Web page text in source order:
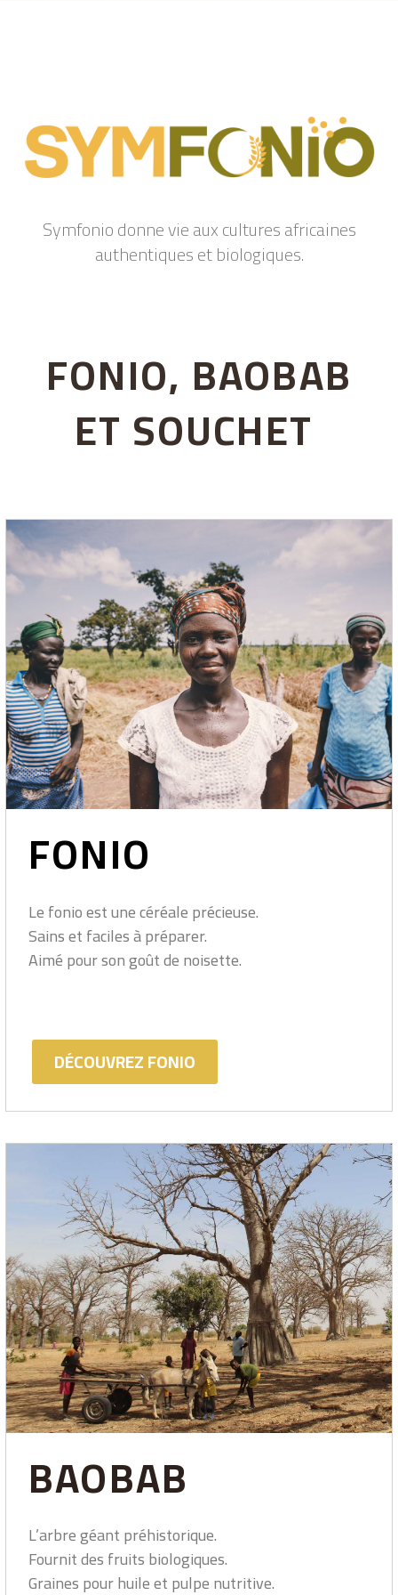
Symfonio donne vie aux cultures africaines
authentiques et biologiques.
FONIO, BAOBAB
ET SOUCHET
FONIO
Le fonio est une céréale précieuse.
Sains et faciles à préparer.
Aimé pour son goût de noisette.
DÉCOUVREZ FONIO
BAOBAB
L’arbre géant préhistorique.
Fournit des fruits biologiques.
Graines pour huile et pulpe nutritive.